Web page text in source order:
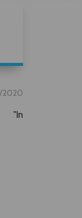
2020
"In